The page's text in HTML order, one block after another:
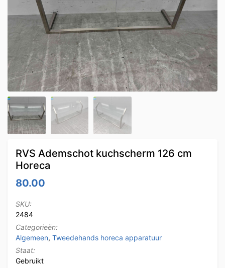
RVS Ademschot kuchscherm 126 cm
Horeca
80.00
SKU:
2484
Categorieën:
Algemeen, Tweedehands horeca apparatuur
Staat:
Gebruikt